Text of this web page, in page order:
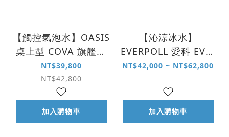
【觸控氣泡水】OASIS
桌上型 COVA 旗艦觸
控三溫氣泡 RO 飲水
機
NT$39,800
NT$42,800
加入購物車
【沁涼冰水】
EVERPOLL 愛科 EVB-
398 冰冷熱 三溫 UVC
NT$42,000 ~ NT$62,800
加入購物車